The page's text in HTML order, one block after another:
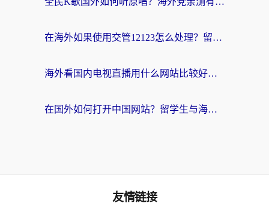
在海外如果使用交管12123怎么处理？留学生亲测有效的回国加速方案
海外看国内电视直播用什么网站比较好？一篇解决你所有追剧难题的实用指南
在国外如何打开中国网站？留学生与海外华人的无缝访问指南
友情链接